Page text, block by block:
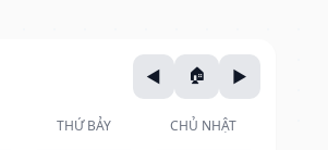
THỨ BẢY CHỦ NHẬT